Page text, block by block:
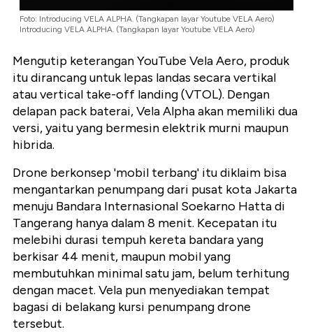
Foto: Introducing VELA ALPHA. (Tangkapan layar Youtube VELA Aero)
Introducing VELA ALPHA. (Tangkapan layar Youtube VELA Aero)
Mengutip keterangan YouTube Vela Aero, produk
itu dirancang untuk lepas landas secara vertikal
atau vertical take-off landing (VTOL). Dengan
delapan pack baterai, Vela Alpha akan memiliki dua
versi, yaitu yang bermesin elektrik murni maupun
hibrida.
Drone berkonsep 'mobil terbang' itu diklaim bisa
mengantarkan penumpang dari pusat kota Jakarta
menuju Bandara Internasional Soekarno Hatta di
Tangerang hanya dalam 8 menit. Kecepatan itu
melebihi durasi tempuh kereta bandara yang
berkisar 44 menit, maupun mobil yang
membutuhkan minimal satu jam, belum terhitung
dengan macet. Vela pun menyediakan tempat
bagasi di belakang kursi penumpang drone
tersebut.